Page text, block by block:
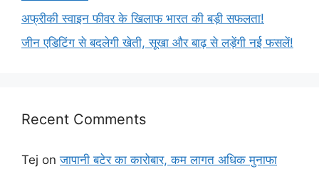
अफ्रीकी स्वाइन फीवर के खिलाफ भारत की बड़ी सफलता!
जीन एडिटिंग से बदलेगी खेती, सूखा और बाढ़ से लड़ेंगी नई फसलें!
Recent Comments
Tej onजापानी बटेर का कारोबार, कम लागत अधिक मुनाफा